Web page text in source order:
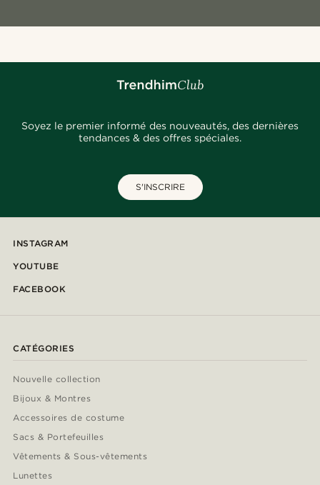
Soyez le premier informé des nouveautés, des dernières
tendances & des offres spéciales.
S'INSCRIRE
INSTAGRAM
YOUTUBE
FACEBOOK
CATÉGORIES
Nouvelle collection
Bijoux & Montres
Accessoires de costume
Sacs & Portefeuilles
Vêtements & Sous-vêtements
Lunettes